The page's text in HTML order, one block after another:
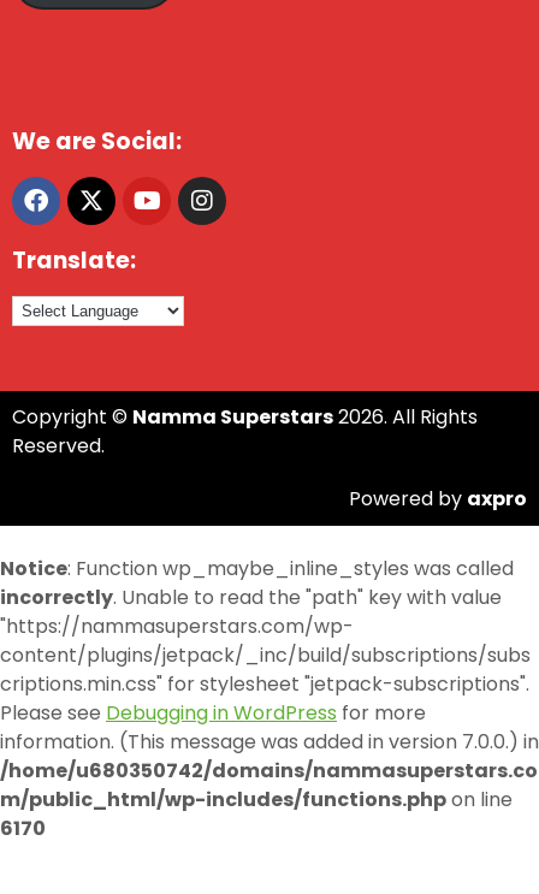
We are Social:
Translate:
Copyright © Namma Superstars2026. All Rights
Reserved.
Powered by axpro
Notice: Function wp_maybe_inline_styles was called
incorrectly. Unable to read the "path" key with value
"https://nammasuperstars.com/wp-
content/plugins/jetpack/_inc/build/subscriptions/subs
criptions.min.css" for stylesheet "jetpack-subscriptions".
Please see Debugging in WordPress for more
information. (This message was added in version 7.0.0.) in
/home/u680350742/domains/nammasuperstars.co
m/public_html/wp-includes/functions.phpon line
6170